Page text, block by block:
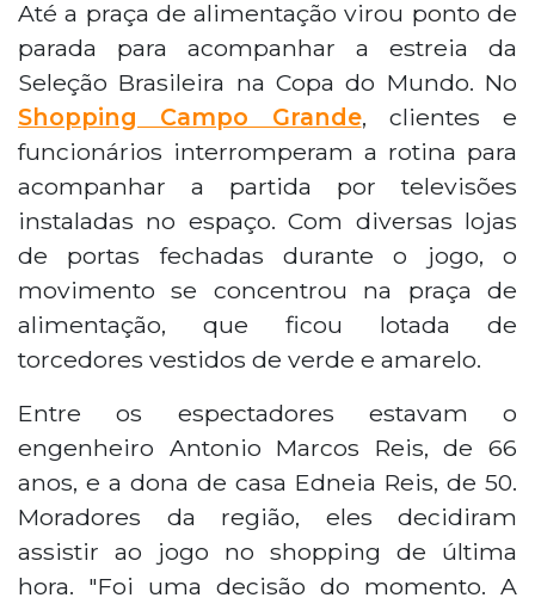
Até a praça de alimentação virou ponto de
parada para acompanhar a estreia da
Seleção Brasileira na Copa do Mundo. No
Shopping Campo Grande, clientes e
funcionários interromperam a rotina para
acompanhar a partida por televisões
instaladas no espaço. Com diversas lojas
de portas fechadas durante o jogo, o
movimento se concentrou na praça de
alimentação, que ficou lotada de
torcedores vestidos de verde e amarelo.
Entre os espectadores estavam o
engenheiro Antonio Marcos Reis, de 66
anos, e a dona de casa Edneia Reis, de 50.
Moradores da região, eles decidiram
assistir ao jogo no shopping de última
hora. "Foi uma decisão do momento. A